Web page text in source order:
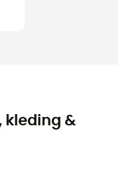
kleding &